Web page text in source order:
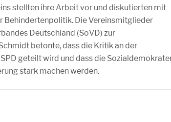
stellten ihre Arbeit vor und diskutierten mit
Behindertenpolitik. Die Vereinsmitglieder
Deutschland (SoVD) zur
betonte, dass die Kritik an der
geteilt wird und dass die
stark machen werden.